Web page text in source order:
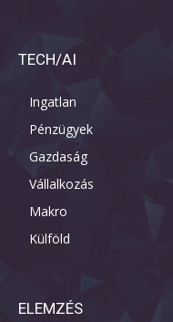
TECH/AI
Ingatlan
Pénzügyek
Gazdaság
Vállalkozás
Makro
Külföld
ELEMZÉS